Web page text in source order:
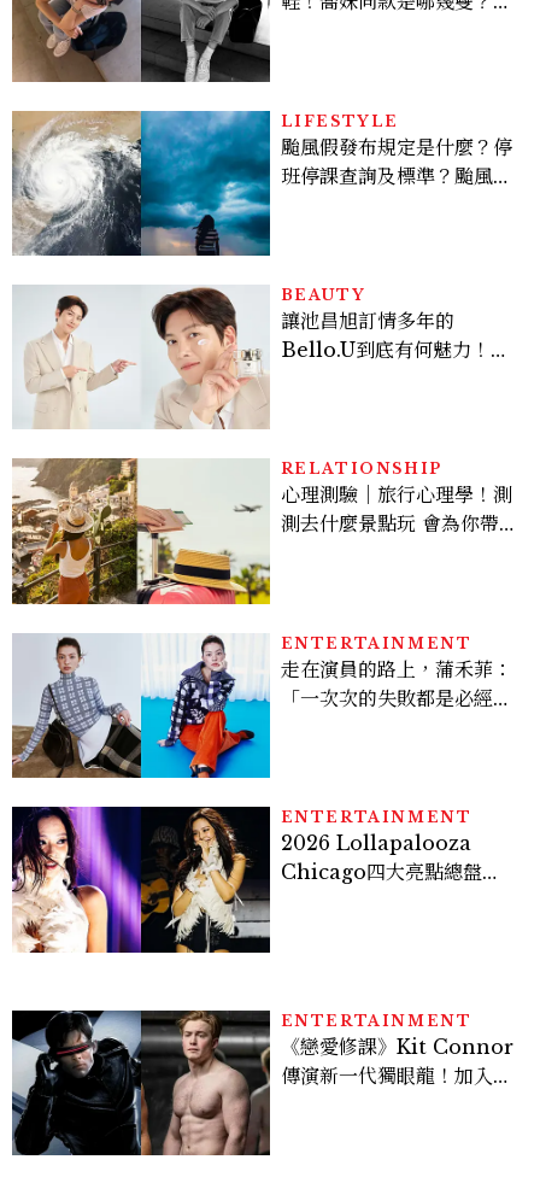
LIFESTYLE
颱風假發布規定是什麼？停
班停課查詢及標準？颱風假
BEAUTY
讓池昌旭訂情多年的
Bello.U到底有何魅力！揭
倦感，超神！
RELATIONSHIP
心理測驗｜旅行心理學！測
測去什麼景點玩 會為你帶來
ENTERTAINMENT
走在演員的路上，蒲禾菲：
「一次次的失敗都是必經過
ENTERTAINMENT
2026 Lollapalooza
Chicago四大亮點總盤
ENTERTAINMENT
《戀愛修課》Kit Connor
傳演新一代獨眼龍！加入新